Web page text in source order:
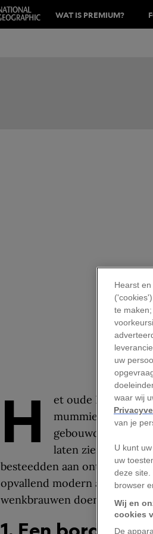
WAT IS PREMIUM?
H
et oude Egypte
mummies. Maar
gebouwd,
laten zien dat de
besteedden aan ontspanning.
opvallend modern aan, terwijl
wenkbrauwen doen fronsen.
Hearst
te
uw
waar wij
van je
U kunt
uw
deze site.
browser
Wij en
cookies
De